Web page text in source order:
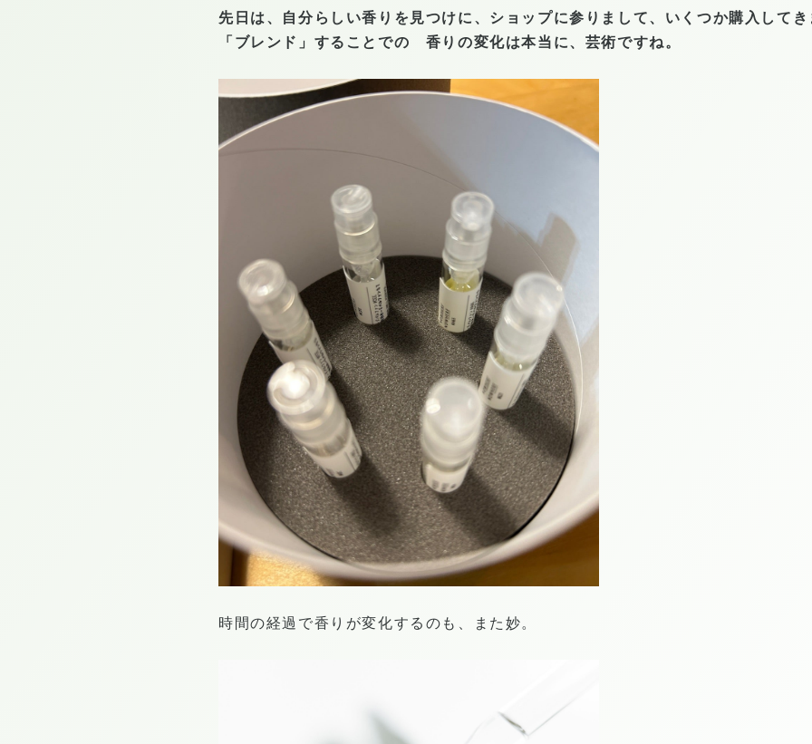
先日は、自分らしい香りを見つけに、ショップに参りまして、いくつか購入して
「ブレンド」することでの 香りの変化は本当に、芸術ですね。
時間の経過で香りが変化するのも、また妙。